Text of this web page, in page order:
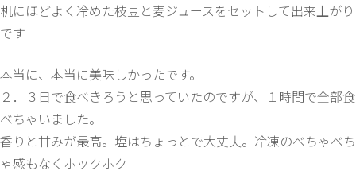
机にほどよく冷めた枝豆と麦ジュースをセットして出来上がり
です
本当に、本当に美味しかったです。
２．３日で食べきろうと思っていたのですが、１時間で全部食
べちゃいました。
香りと甘みが最高。塩はちょっとで大丈夫。冷凍のべちゃべち
ゃ感もなくホックホク